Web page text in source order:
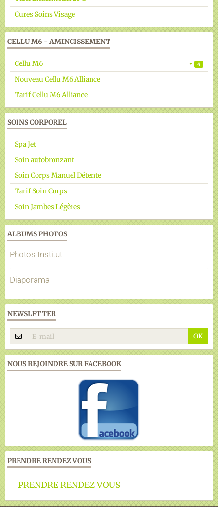
Cures Soins Visage
CELLU M6 - AMINCISSEMENT
Cellu M6 4
Nouveau Cellu M6 Alliance
Tarif Cellu M6 Alliance
SOINS CORPOREL
Spa Jet
Soin autobronzant
Soin Corps Manuel Détente
Tarif Soin Corps
Soin Jambes Légères
ALBUMS PHOTOS
Photos Institut
Diaporama
NEWSLETTER
OK
NOUS REJOINDRE SUR FACEBOOK
PRENDRE RENDEZ VOUS
PRENDRE RENDEZ VOUS